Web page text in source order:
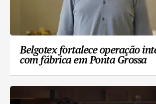
Belgotex fortalece operação
com fábrica em Ponta Grossa